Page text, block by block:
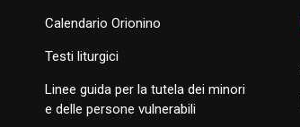
Calendario Orionino
Testi liturgici
Linee guida per la tutela dei minori
e delle persone vulnerabili